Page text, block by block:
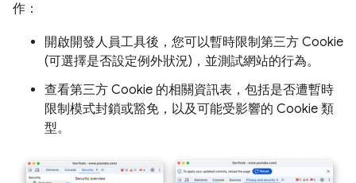
作：
開啟開發人員工具後，您可以暫時限制第三方 Cookie
(可選擇是否設定例外狀況)，並測試網站的行為。
查看第三方 Cookie 的相關資訊表，包括是否遭暫時
限制模式封鎖或豁免，以及可能受影響的 Cookie 類
型。